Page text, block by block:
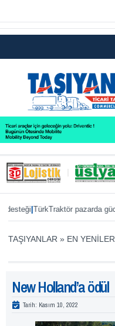
|TürkTraktör pazarda
TAŞIYANLAR » EN YENİLER
New Holland’a ödül
Tarih: Kasım 10, 2022